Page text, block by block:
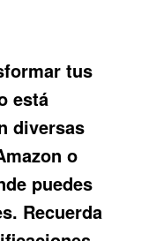
tus
está
diversas
o
puedes
Recuerda